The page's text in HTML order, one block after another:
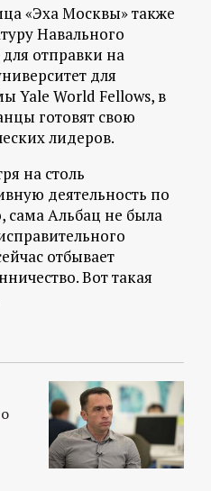
«Эха Москвы» также
Навального
отправки на
для
Yale World Fellows, в
готовят свою
лидеров.
на столь
деятельность по
сама Альбац не была
отбывает
Вот такая